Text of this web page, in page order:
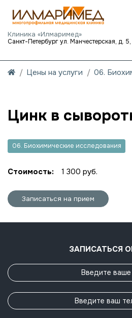
Клиника «Илмаримед»
Цены на услуги 06.
Цинк в
06. Биохимические исследования
Стоимость: 1 300 руб.
Записаться на прием
ЗАПИСАТЬСЯ